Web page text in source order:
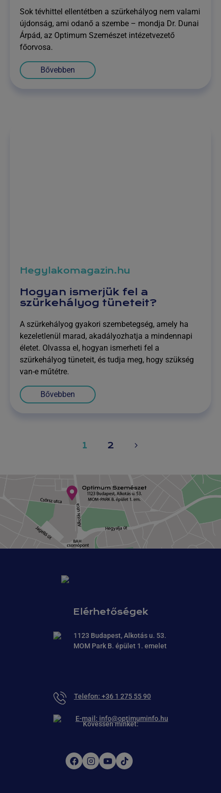
Sok tévhittel ellentétben a szürkehályog nem valami
újdonság, ami odanő a szembe – mondja Dr. Dunai
Árpád, az Optimum Szemészet intézetvezető
főorvosa.
Bővebben
Hegylakomagazin.hu
Hogyan ismerjük fel a
szürkehályog tüneteit?
A szürkehályog gyakori szembetegség, amely ha
kezeletlenül marad, akadályozhatja a mindennapi
életet. Olvassa el, hogyan ismerheti fel a
szürkehályog tüneteit, és tudja meg, hogy szükség
van-e műtétre.
Bővebben
1 2
Next
Kövessen minket:
Elérhetőségek
1123 Budapest, Alkotás u. 53.
MOM Park B. épület 1. emelet
Telefon: +36 1 275 55 90
E-mail: info@optimuminfo.hu